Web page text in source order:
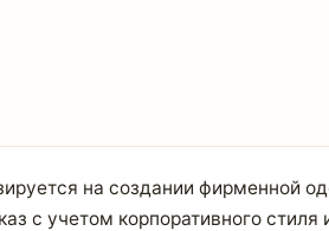
на создании фирменной
с учетом корпоративного стиля